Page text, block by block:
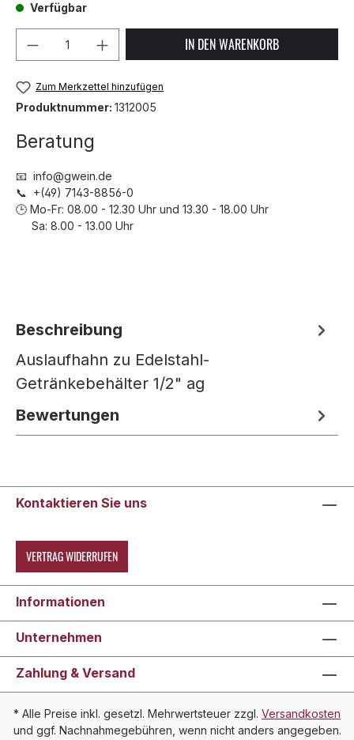
Verfügbar
Produkt Anzahl: Gib denIN DEN WARENKORB
Zum Merkzettel hinzufügen
Produktnummer: 1312005
Beratung
📧 info@gwein.de
📞 +(49) 7143-8856-0
🕒 Mo-Fr: 08.00 - 12.30 Uhr und 13.30 - 18.00 Uhr
Sa: 8.00 - 13.00 Uhr
Beschreibung
Auslaufhahn zu Edelstahl-
Getränkebehälter 1/2" ag
Bewertungen
Kontaktieren Sie uns
VERTRAG WIDERRUFEN
Informationen
Unternehmen
Zahlung & Versand
* Alle Preise inkl. gesetzl. Mehrwertsteuer zzgl. Versandkosten
und ggf. Nachnahmegebühren, wenn nicht anders angegeben.